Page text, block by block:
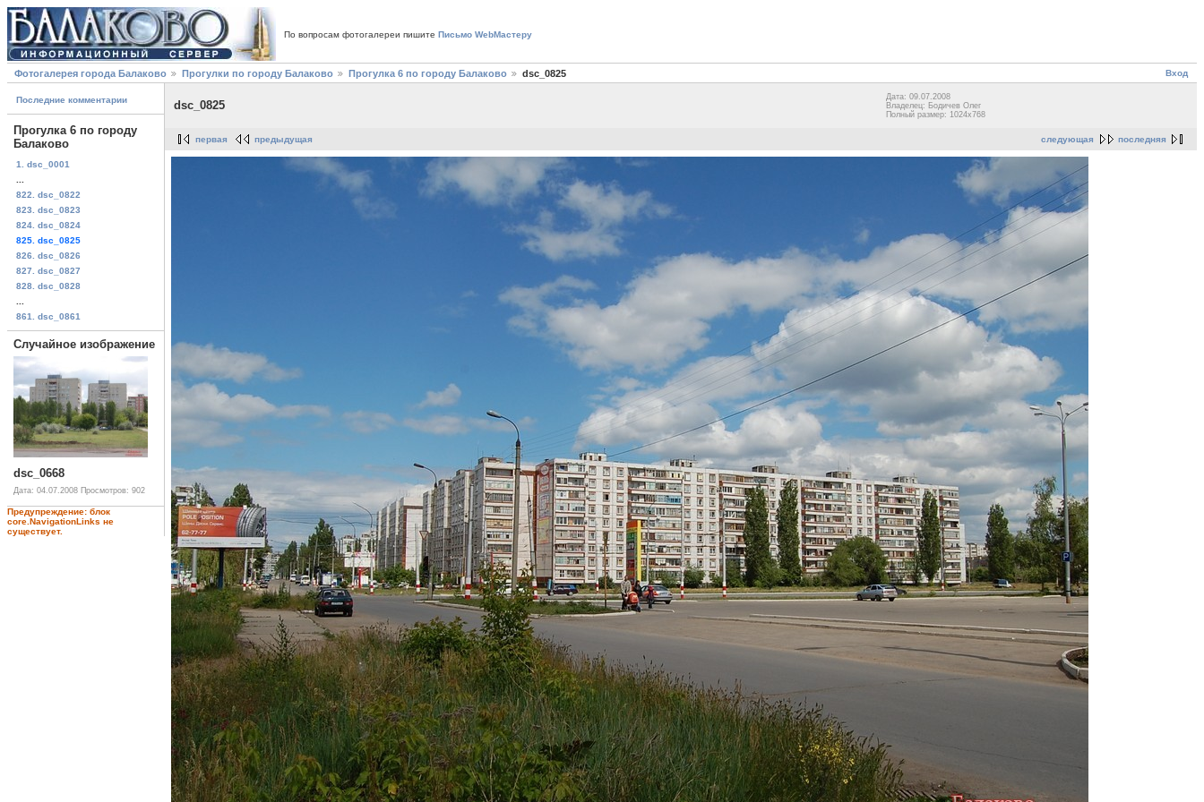
По вопросам фотогалереи пишите Письмо WebМастеру
Вход
Фотогалерея города Балаково Прогулки по городу Балаково Прогулка 6 по городу Балаково dsc_0825
Последние комментарии
Прогулка 6 по городу
Балаково
1. dsc_0001
822. dsc_0822
823. dsc_0823
824. dsc_0824
825. dsc_0825
826. dsc_0826
827. dsc_0827
828. dsc_0828
861. dsc_0861
Случайное изображение
dsc_0668
Дата: 04.07.2008 Просмотров: 902
Предупреждение: блок
core.NavigationLinks не
существует.
dsc_0825
Дата: 09.07.2008
Владелец: Бодичев Олег
Полный размер: 1024x768
следующая последняя
первая предыдущая